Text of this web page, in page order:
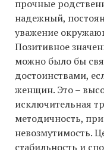
прочные
надежный,
уважение
Позитивное
можно было бы
достоинствами,
женщин. Это –
исключительная
методичность,
невозмутимость.
стабильность и